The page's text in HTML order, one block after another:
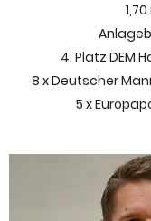
4. Platz DEM
8 x Deutscher
5 x